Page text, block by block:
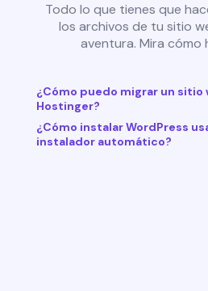
Todo lo que tienes que
los archivos de tu sitio
aventura. Mira cómo
¿Cómo puedo migrar un sitio
Hostinger?
¿Cómo instalar WordPress
instalador automático?